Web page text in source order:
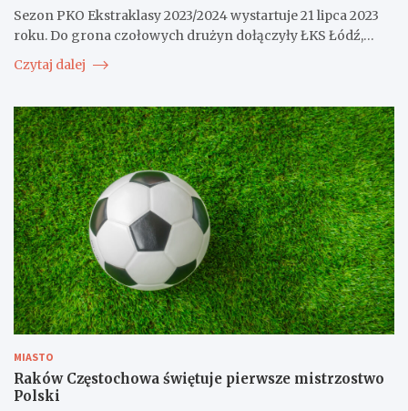
Sezon PKO Ekstraklasy 2023/2024 wystartuje 21 lipca 2023
roku. Do grona czołowych drużyn dołączyły ŁKS Łódź,…
Czytaj dalej
MIASTO
Raków Częstochowa świętuje pierwsze mistrzostwo
Polski